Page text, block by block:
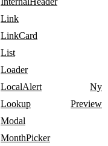
Link
LinkCard
List
Loader
LocalAlert
Ny
Lookup
Preview
Modal
MonthPicker